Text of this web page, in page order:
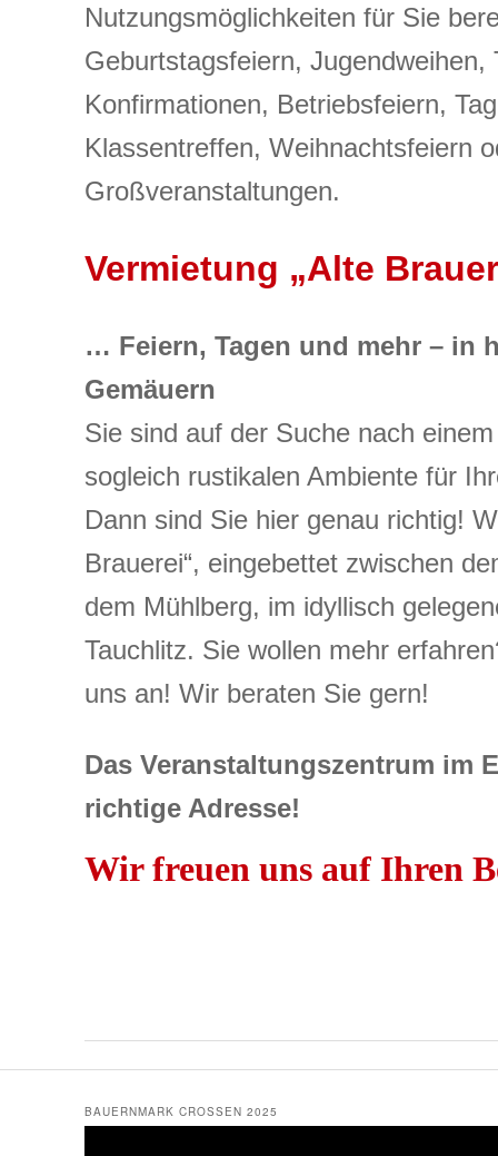
Nutzungsmöglichkeiten für Sie
Geburtstagsfeiern, Jugendweihen,
Konfirmationen, Betriebsfeiern,
Klassentreffen, Weihnachtsfeiern
Großveranstaltungen.
Vermietung „Alte
… Feiern, Tagen und mehr – in
Gemäuern
Sie sind auf der Suche nach
sogleich rustikalen Ambiente für
Dann sind Sie hier genau richtig!
Brauerei“, eingebettet zwischen
dem Mühlberg, im idyllisch
Tauchlitz. Sie wollen mehr
uns an! Wir beraten Sie gern!
Das Veranstaltungszentrum im
richtige Adresse!
Wir freuen uns auf Ihren
BAUERNMARK CROSSEN 2025